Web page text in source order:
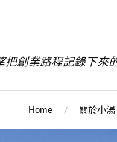
把創業路程記錄下來
Home 關於小湯